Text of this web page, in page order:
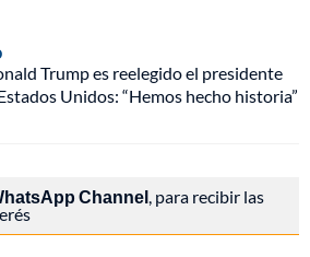
Trump es reelegido el presidente
Unidos: “Hemos hecho historia”
Channel , para recibir las